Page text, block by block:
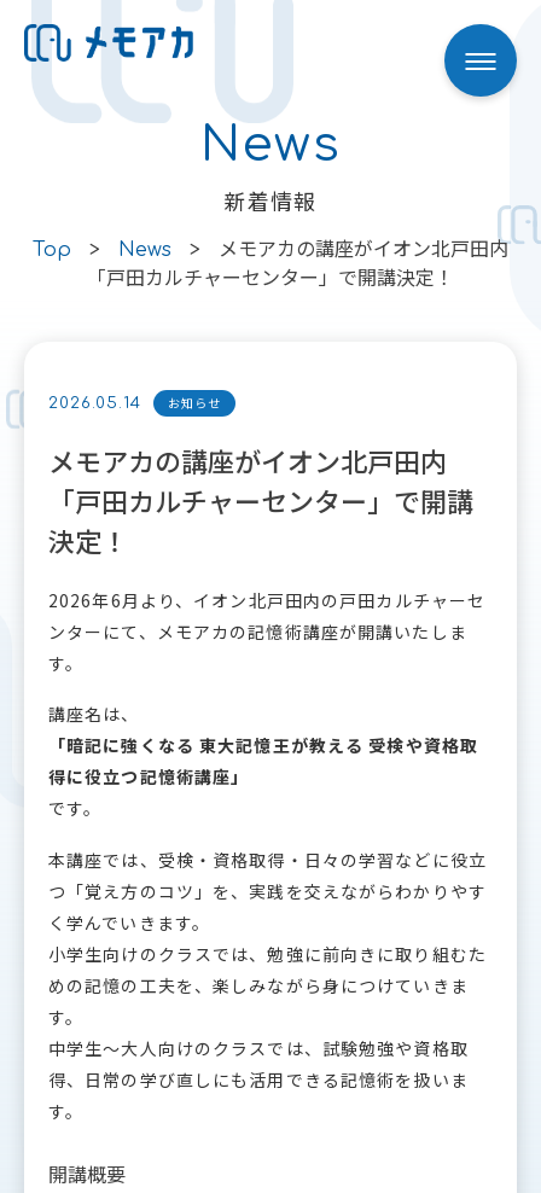
News
新着情報
Top > News >
メモアカの講座がイオン北戸田内
「戸田カルチャーセンター」で開講決定！
2026.05.14 お知らせ
メモアカの講座がイオン北戸田内
「戸田カルチャーセンター」で開講
決定！
2026年6月より、イオン北戸田内の戸田カルチャーセ
ンターにて、メモアカの記憶術講座が開講いたしま
す。
講座名は、
「暗記に強くなる 東大記憶王が教える 受検や資格取
得に役立つ記憶術講座」
です。
本講座では、受検・資格取得・日々の学習などに役立
つ「覚え方のコツ」を、実践を交えながらわかりやす
く学んでいきます。
小学生向けのクラスでは、勉強に前向きに取り組むた
めの記憶の工夫を、楽しみながら身につけていきま
す。
中学生〜大人向けのクラスでは、試験勉強や資格取
得、日常の学び直しにも活用できる記憶術を扱いま
す。
開講概要